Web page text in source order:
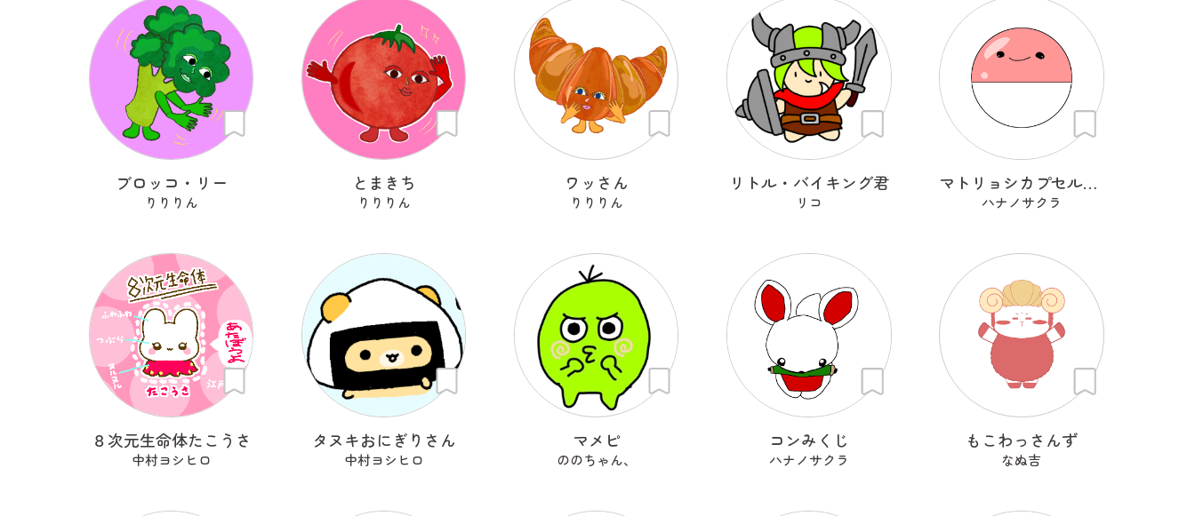
ブロッコ・リー
りりりん
とまきち
りりりん
ワッさん
りりりん
リトル・バイキング君
リコ
マトリョシカプセルくん
ハナノサクラ
８次元生命体たこうさ
中村ヨシヒロ
タヌキおにぎりさん
中村ヨシヒロ
マメピ
ののちゃん、
コンみくじ
ハナノサクラ
もこわっさんず
なぬ吉